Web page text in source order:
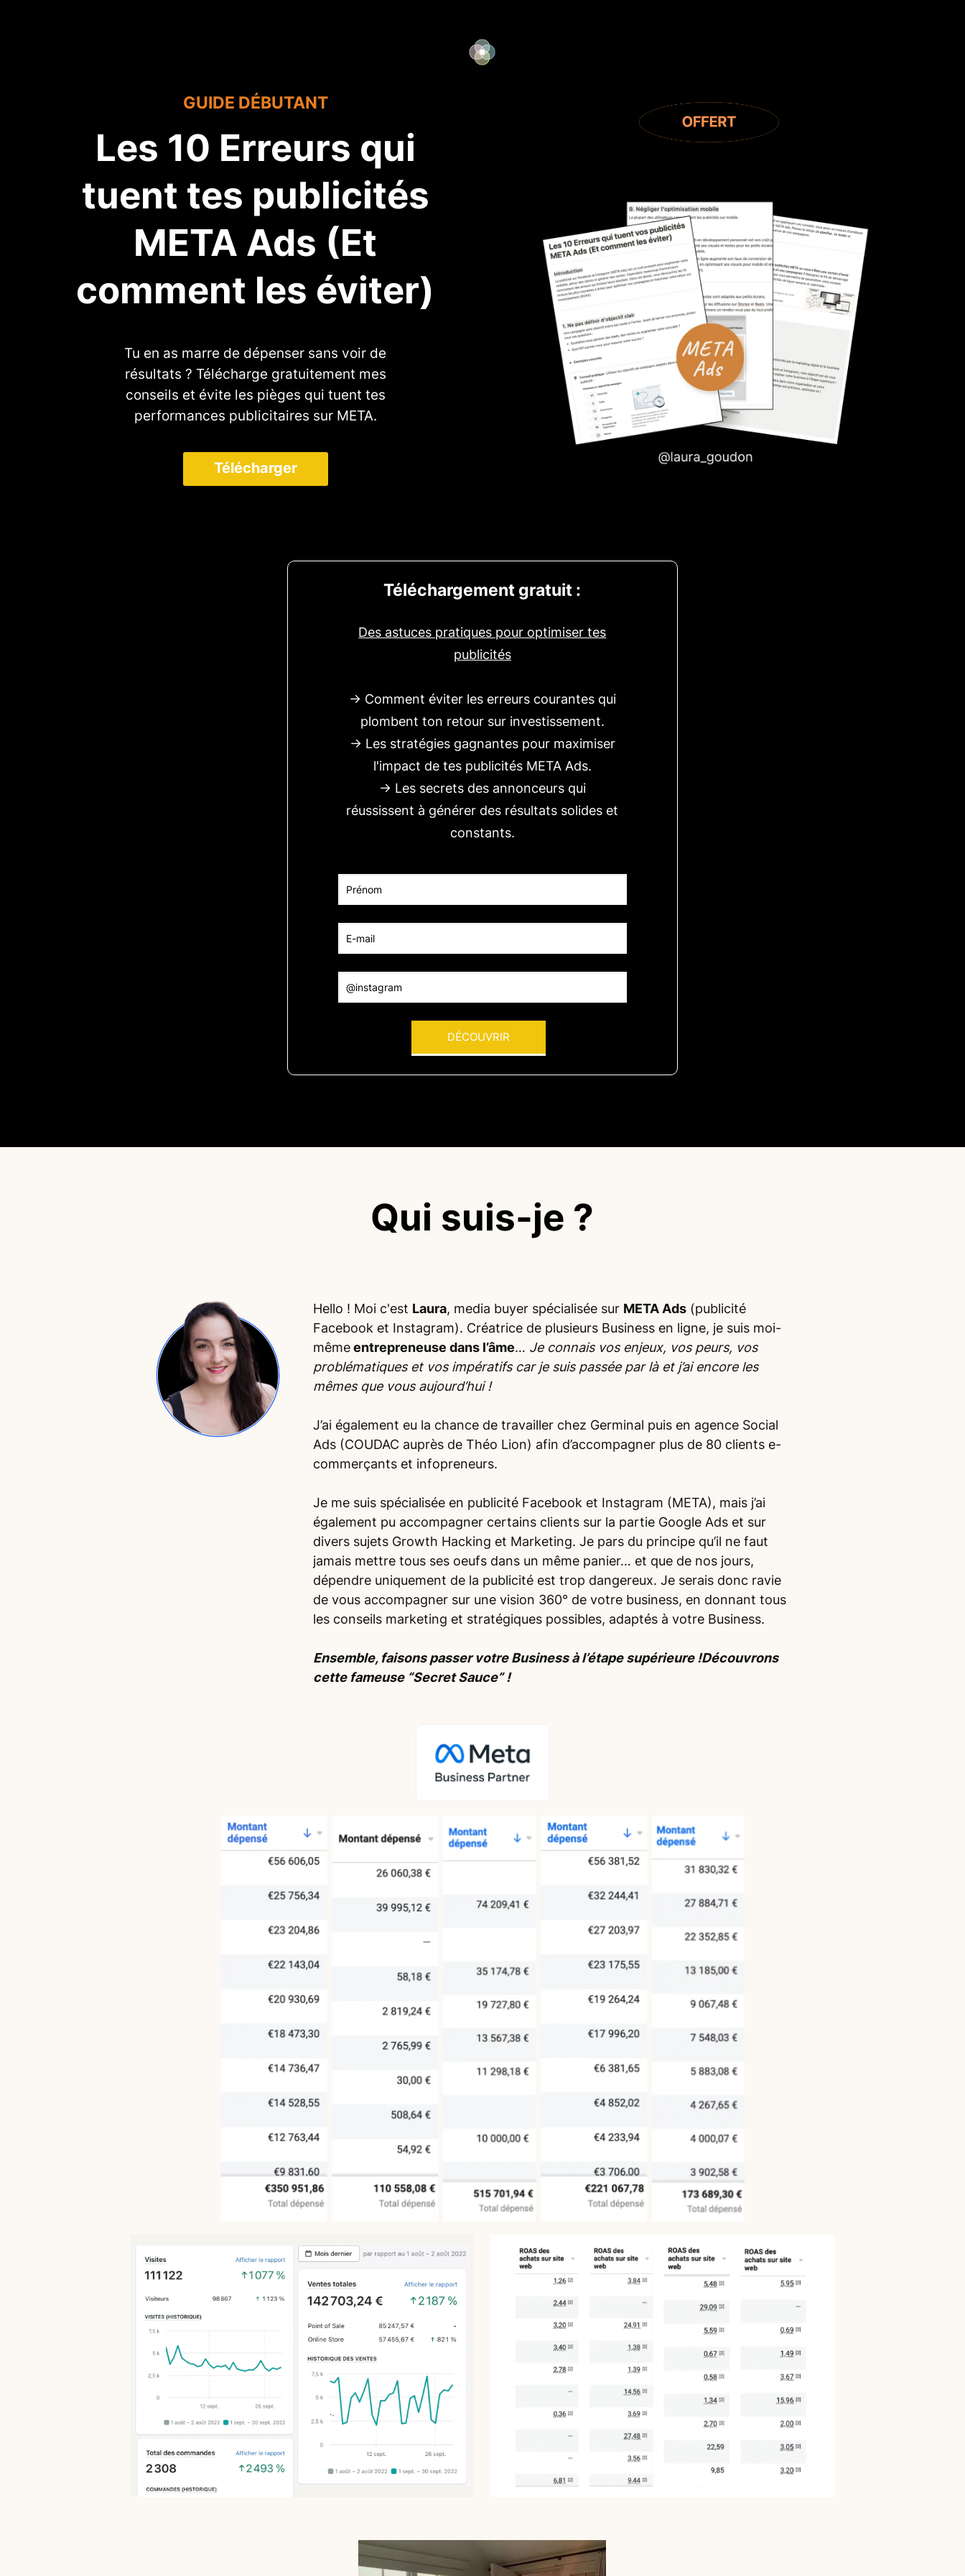
GUIDE DÉBUTANT
Les 10 Erreurs qui
tuent tes publicités
META Ads (Et
comment les éviter)
Tu en as marre de dépenser sans voir de
résultats ? Télécharge gratuitement mes
conseils et évite les pièges qui tuent tes
performances publicitaires sur META.
Télécharger
Téléchargement gratuit :
Des astuces pratiques pour optimiser tes
publicités
→ Comment éviter les erreurs courantes qui
plombent ton retour sur investissement.
→ Les stratégies gagnantes pour maximiser
l'impact de tes publicités META Ads.
→ Les secrets des annonceurs qui
réussissent à générer des résultats solides et
constants.
DÉCOUVRIR
Qui suis-je ?
Hello ! Moi c'est Laura, media buyer spécialisée sur META Ads (publicité
Facebook et Instagram). Créatrice de plusieurs Business en ligne, je suis moi-
mêmeentrepreneuse dans l’âme… Je connais vos enjeux, vos peurs, vos
problématiques et vos impératifs car je suis passée par là et j’ai encore les
mêmes que vous aujourd’hui !
J’ai également eu la chance de travailler chez Germinal puis en agence Social
Ads (COUDAC auprès de Théo Lion) afin d’accompagner plus de 80 clients e-
commerçants et infopreneurs.
Je me suis spécialisée en publicité Facebook et Instagram (META), mais j’ai
également pu accompagner certains clients sur la partie Google Ads et sur
divers sujets Growth Hacking et Marketing. Je pars du principe qu’il ne faut
jamais mettre tous ses oeufs dans un même panier… et que de nos jours,
dépendre uniquement de la publicité est trop dangereux. Je serais donc ravie
de vous accompagner sur une vision 360° de votre business, en donnant tous
les conseils marketing et stratégiques possibles, adaptés à votre Business.
Ensemble, faisons passer votre Business à l’étape supérieure !Découvrons
cette fameuse “Secret Sauce” !